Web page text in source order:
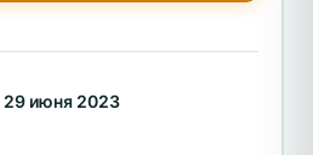
29 июня 2023